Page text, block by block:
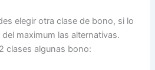
elegir otra clase de bono, si lo
maximum las alternativas.
clases algunas bono: